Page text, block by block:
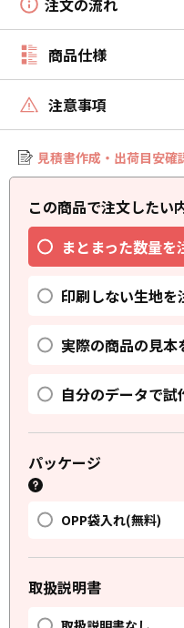
商品仕様
注意事項
見積書作成・出荷目安確
この商品で注文したい
まとまった数量を
印刷しない生地を
実際の商品の見本
自分のデータで試
パッケージ
OPP袋入れ(無料)
取扱説明書